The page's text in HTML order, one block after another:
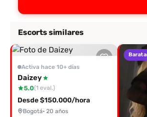
Escorts similares
Activa hace 10+ días
Daizey
5.0(1 eval.)
Desde $150.000/hora
Bogotá· 20 años